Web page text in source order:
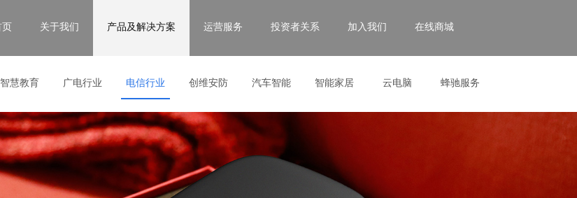
页 关于我们 产品及解决方案 运营服务 投资者关系 加入我们 在线商城
智慧教育 广电行业 电信行业 创维安防 汽车智能 智能家居 云电脑 蜂驰服务